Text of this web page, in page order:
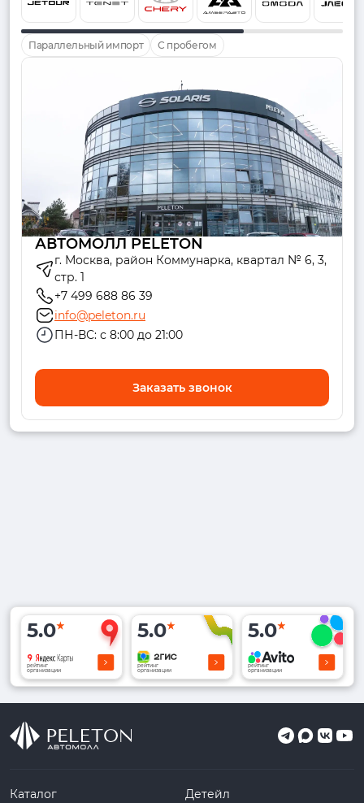
Параллельный импорт С пробегом
АВТОМОЛЛ PELETON
г. Москва, район Коммунарка, квартал № 6, 3,
стр. 1
+7 499 688 86 39
info@peleton.ru
ПН-ВС: с 8:00 до 21:00
Заказать звонок
5.0
рейтинг
организации
5.0
рейтинг
организации
5.0
рейтинг
организации
Каталог
Детейл